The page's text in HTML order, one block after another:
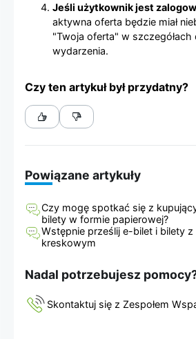
Jeśli użytkownik jest
aktywna oferta będzie miał
"Twoja oferta" w
wydarzenia.
Czy ten artykuł był przydatny?
Powiązane artykuły
Czy mogę spotkać się z
bilety w formie papierowej?
Wstępnie prześlij e-bilet i bilety z
kreskowym
Nadal potrzebujesz
Skontaktuj się z Zespołem